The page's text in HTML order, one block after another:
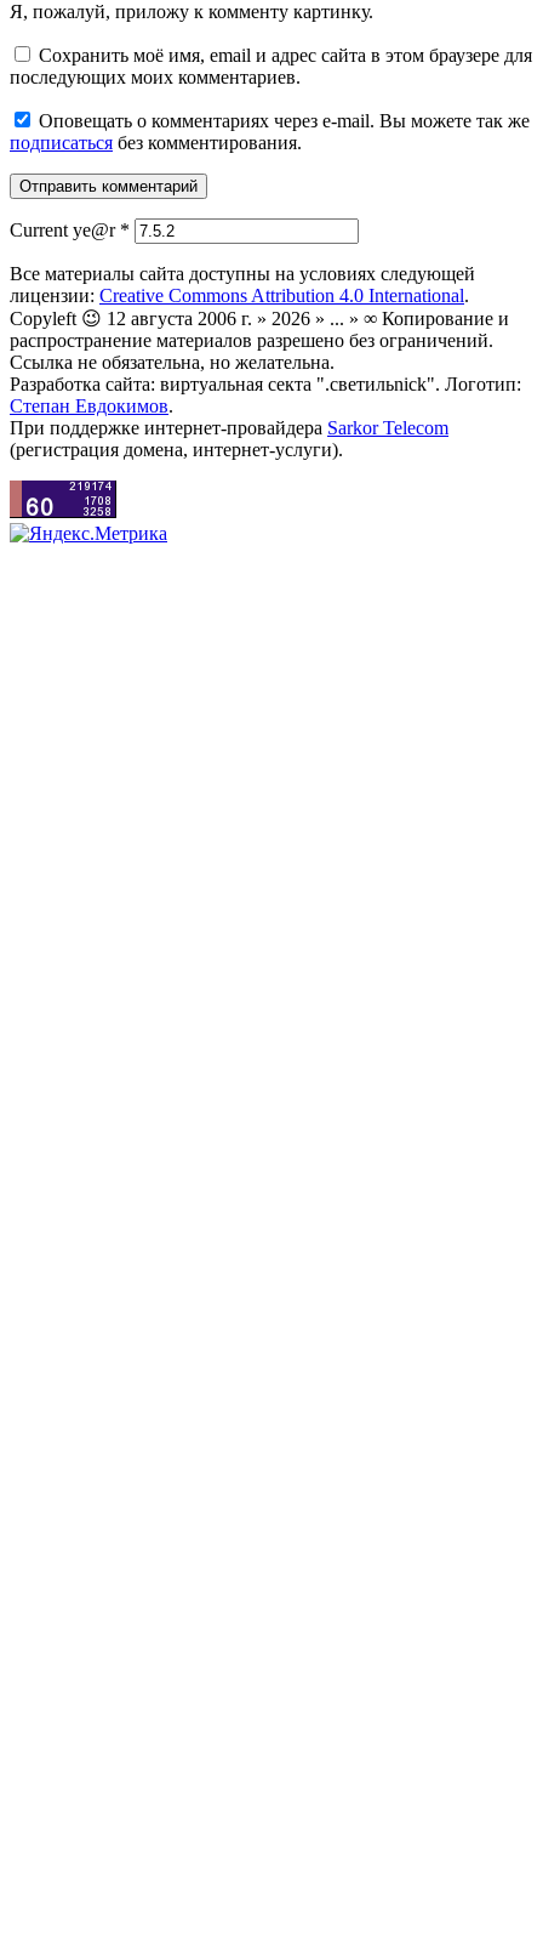
Я, пожалуй, приложу к комменту картинку.
Сохранить моё имя, email и адрес сайта в этом браузере для
последующих моих комментариев.
Оповещать о комментариях через e-mail. Вы можете так же
подписаться без комментирования.
Current ye@r *
Все материалы сайта доступны на условиях следующей
лицензии: Creative Commons Attribution 4.0 International.
Copyleft 😉 12 августа 2006 г. » 2026 » ... » ∞ Копирование и
распространение материалов разрешено без ограничений.
Ссылка не обязательна, но желательна.
Разработка сайта: виртуальная секта ".светильnick". Логотип:
Степан Евдокимов.
При поддержке интернет-провайдера Sarkor Telecom
(регистрация домена, интернет-услуги).